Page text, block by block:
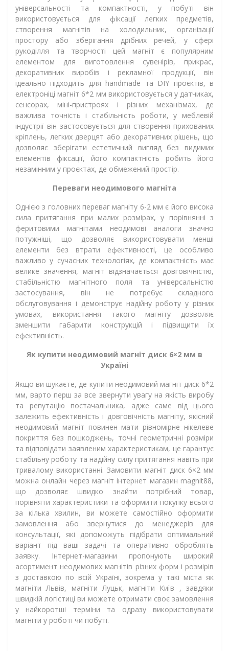
універсальності та компактності, у побуті він
використовується для фіксації легких предметів,
створення магнітів на холодильник, організації
простору або зберігання дрібних речей, у сфері
рукоділля та творчості цей магніт є популярним
елементом для виготовлення сувенірів, прикрас,
декоративних виробів і рекламної продукції, він
ідеально підходить для handmade та DIY проєктів, в
електроніці магніт 6*2 мм використовується у датчиках,
сенсорах, міні-пристроях і різних механізмах, де
важлива точність і стабільність роботи, у меблевій
індустрії він застосовується для створення прихованих
кріплень, легких дверцят або декоративних рішень, що
дозволяє зберігати естетичний вигляд без видимих
елементів фіксації, його компактність робить його
незамінним у проєктах, де обмежений простір.
Переваги неодимового магніта
Однією з головних переваг магніту 6-2 мм є його висока
сила притягання при малих розмірах, у порівнянні з
феритовими магнітами неодимові аналоги значно
потужніші, що дозволяє використовувати менші
елементи без втрати ефективності, це особливо
важливо у сучасних технологіях, де компактність має
велике значення, магніт відзначається довговічністю,
стабільністю магнітного поля та універсальністю
застосування, він не потребує складного
обслуговування і демонструє надійну роботу у різних
умовах, використання такого магніту дозволяє
зменшити габарити конструкцій і підвищити їх
ефективність.
Як купити неодимовий магніт диск 6×2 мм в
Україні
Якщо ви шукаєте, де купити неодимовий магніт диск 6*2
мм, варто перш за все звернути увагу на якість виробу
та репутацію постачальника, адже саме від цього
залежить ефективність і довговічність магніту, якісний
неодимовий магніт повинен мати рівномірне нікелеве
покриття без пошкоджень, точні геометричні розміри
та відповідати заявленим характеристикам, це гарантує
стабільну роботу та надійну силу притягання навіть при
тривалому використанні. Замовити магніт диск 6×2 мм
можна онлайн через магніт інтернет магазин magnit88,
що дозволяє швидко знайти потрібний товар,
порівняти характеристики та оформити покупку всього
за кілька хвилин, ви можете самостійно оформити
замовлення або звернутися до менеджерів для
консультації, які допоможуть підібрати оптимальний
варіант під ваші задачі та оперативно оброблять
заявку. Інтернет-магазини пропонують широкий
асортимент неодимових магнітів різних форм і розмірів
з доставкою по всій Україні, зокрема у такі міста як
магніти Львів, магніти Луцьк, магніти Київ , завдяки
швидкій логістиці ви можете отримати своє замовлення
у найкоротші терміни та одразу використовувати
магніти у роботі чи побуті.